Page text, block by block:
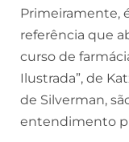
Primeiramente,
referência que
curso de
Ilustrada”, de
de Silverman,
entendimento